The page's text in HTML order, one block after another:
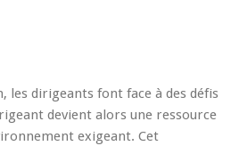
les dirigeants font face à des défis
devient alors une ressource
exigeant. Cet